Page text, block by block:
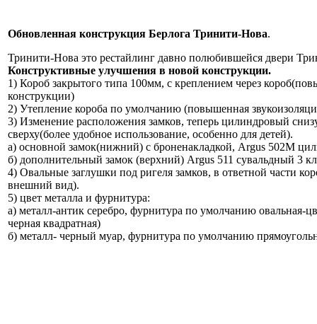
Обновленная конструкция Берлога Тринити-Нова.
Тринити-Нова это рестайлинг давно полюбившейся двери
Конструктивные улучшения в новой конструкции.
1) Короб закрытого типа 100мм, с креплением через
конструкции)
2) Утепление короба по умолчанию (повышенная
3) Изменение расположения замков, теперь цилиндровый
сверху(более удобное использование, особенно для детей).
а) основной замок(нижний) с броненакладкой, Argus 502М
б) дополнительный замок (верхний) Argus 511 сувальдный 3
4) Овальные заглушки под ригеля замков, в ответной части
внешний вид).
5) цвет металла и фурнитура:
а) металл-антик серебро, фурнитура по умолчанию овальная-
черная квадратная)
б) металл- черный муар, фурнитура по умолчанию